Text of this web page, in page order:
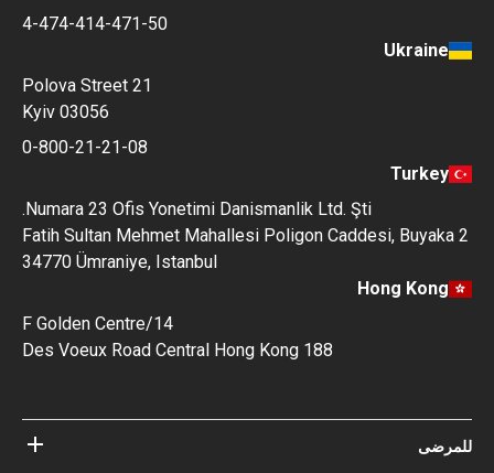
4-474-414-471-50
Ukraine
Polova Street 21
Kyiv 03056
0-800-21-21-08
Turkey
Numara 23 Ofis Yonetimi Danismanlik Ltd. Şti.
Fatih Sultan Mehmet Mahallesi Poligon Caddesi, Buyaka 2
34770 Ümraniye, Istanbul
Hong Kong
14/F Golden Centre
188 Des Voeux Road Central Hong Kong
للمرضى